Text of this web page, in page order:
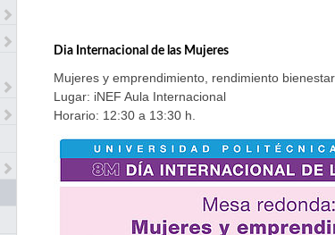
Dia Internacional de las Mujeres
Mujeres y emprendimiento, rendimiento
Lugar: iNEF Aula Internacional
Horario: 12:30 a 13:30 h.